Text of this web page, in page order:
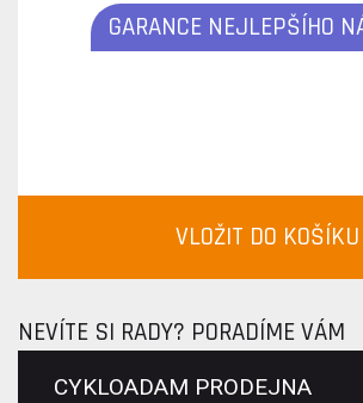
GARANCE NEJLEPŠÍHO
VLOŽIT DO KOŠÍKU
NEVÍTE SI RADY? PORADÍME VÁM
CYKLOADAM PRODEJNA